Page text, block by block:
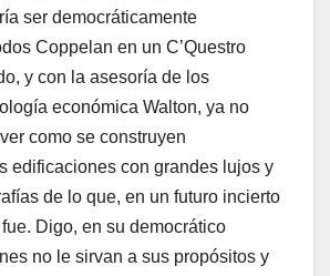
ser democráticamente
Coppelan en un C’Questro
y con la asesoría de los
económica Walton, ya no
como se construyen
edificaciones con grandes lujos y
de lo que, en un futuro incierto
Digo, en su democrático
no le sirvan a sus propósitos y